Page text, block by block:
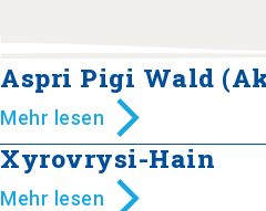
Aspri Pigi Wald
Mehr lesen
Xyrovrysi-Hain
Mehr lesen